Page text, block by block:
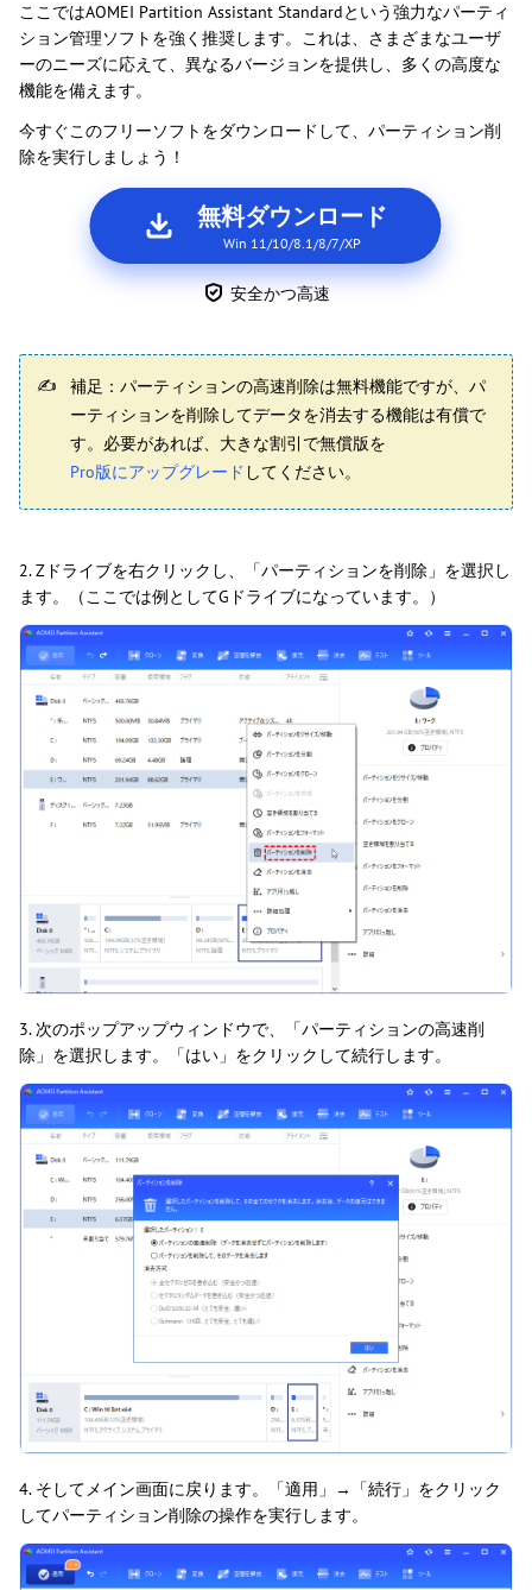
ここではAOMEI Partition Assistant Standardという強力なパーティ
ション管理ソフトを強く推奨します。これは、さまざまなユーザ
ーのニーズに応えて、異なるバージョンを提供し、多くの高度な
機能を備えます。
今すぐこのフリーソフトをダウンロードして、パーティション削
除を実行しましょう！
無料ダウンロード
Win 11/10/8.1/8/7/XP
安全かつ高速
補足：パーティションの高速削除は無料機能ですが、パ
ーティションを削除してデータを消去する機能は有償で
す。必要があれば、大きな割引で無償版を
Pro版にアップグレード してください。
2. Zドライブを右クリックし、「パーティションを削除」を選択し
ます。（ここでは例としてGドライブになっています。）
3. 次のポップアップウィンドウで、「パーティションの高速削
除」を選択します。「はい」をクリックして続行します。
4. そしてメイン画面に戻ります。「適用」→「続行」をクリック
してパーティション削除の操作を実行します。